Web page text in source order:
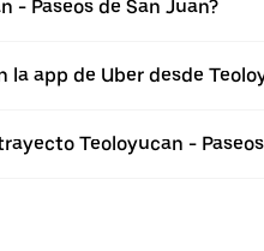
- Paseos de San Juan?
app de Uber desde
Teoloyucan -